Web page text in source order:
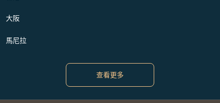
大阪
馬尼拉
查看更多